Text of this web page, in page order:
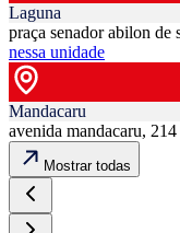
Laguna
praça senador abilon de
nessa unidade
Mandacaru
avenida mandacaru,
Mostrar todas